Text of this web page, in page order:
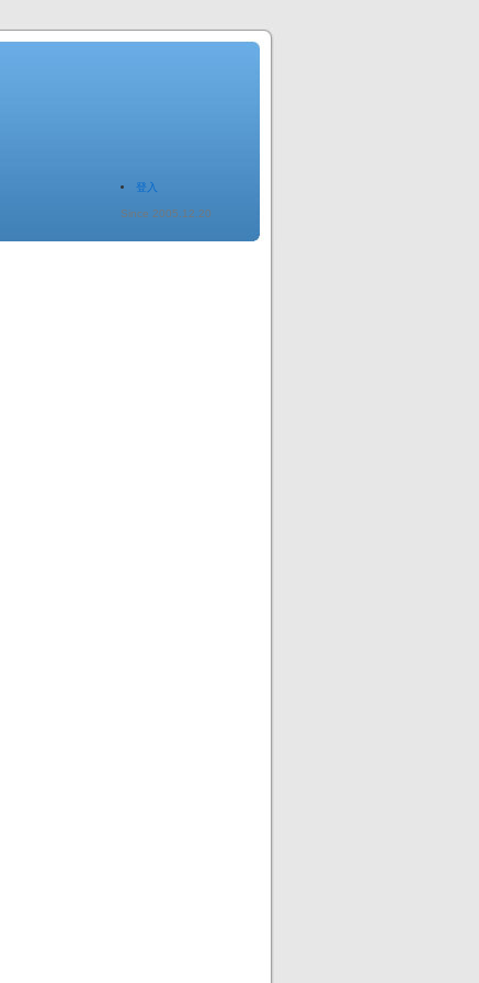
登入
Since 2005.12.20